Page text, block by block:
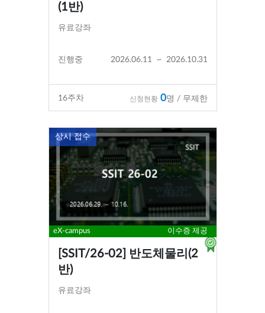
(1반)
유료강좌
진행중 2026.06.11 ~ 2026.10.31
16주차 신청현황 0명 / 무제한
상시 접수
eX-campus 이수증 제공
[SSIT/26-02] 반도체물리(2
반)
유료강좌